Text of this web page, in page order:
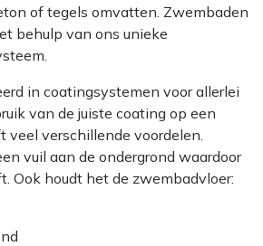
of tegels omvatten. Zwembaden
behulp van ons unieke
in coatingsystemen voor allerlei
van de juiste coating op een
veel verschillende voordelen.
vuil aan de ondergrond waardoor
Ook houdt het de zwembadvloer: